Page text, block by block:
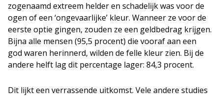
zogenaamd extreem helder en schadelijk was voor de
ogen of een ‘ongevaarlijke’ kleur. Wanneer ze voor de
eerste optie gingen, zouden ze een geldbedrag krijgen.
Bijna alle mensen (95,5 procent) die vooraf aan een
god waren herinnerd, wilden de felle kleur zien. Bij de
andere helft lag dit percentage lager: 84,3 procent.
Dit lijkt een verrassende uitkomst. Vele andere studies